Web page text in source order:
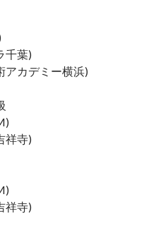
千葉)
カデミー横浜)
祥寺)
祥寺)